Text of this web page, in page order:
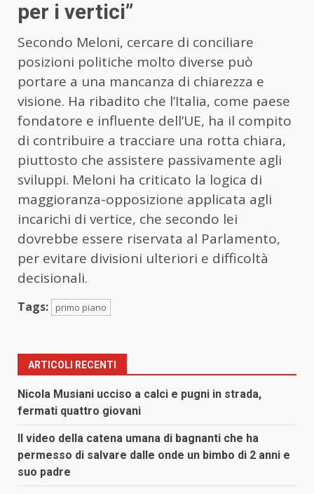
per i vertici”
Secondo Meloni, cercare di conciliare
posizioni politiche molto diverse può
portare a una mancanza di chiarezza e
visione. Ha ribadito che l’Italia, come paese
fondatore e influente dell’UE, ha il compito
di contribuire a tracciare una rotta chiara,
piuttosto che assistere passivamente agli
sviluppi. Meloni ha criticato la logica di
maggioranza-opposizione applicata agli
incarichi di vertice, che secondo lei
dovrebbe essere riservata al Parlamento,
per evitare divisioni ulteriori e difficoltà
decisionali.
Tags: primo piano
ARTICOLI RECENTI
Nicola Musiani ucciso a calci e pugni in strada,
fermati quattro giovani
Il video della catena umana di bagnanti che ha
permesso di salvare dalle onde un bimbo di 2 anni e
suo padre